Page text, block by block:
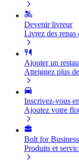
Devenir livreur
Livrez des repas
Ajouter un
Atteignez plus
Inscrivez-vous
Ajoutez votre
Bolt for Business
Produits et